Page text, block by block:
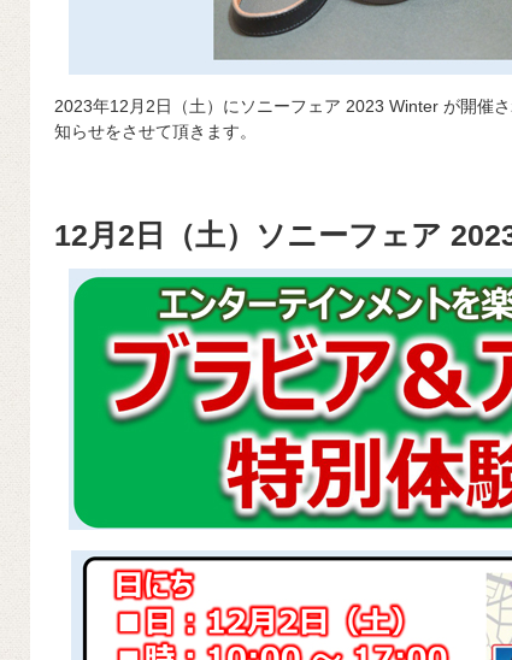
2023年12月2日（土）にソニーフェア 2023 Winter が開催
知らせをさせて頂きます。
12月2日（土）ソニーフェア